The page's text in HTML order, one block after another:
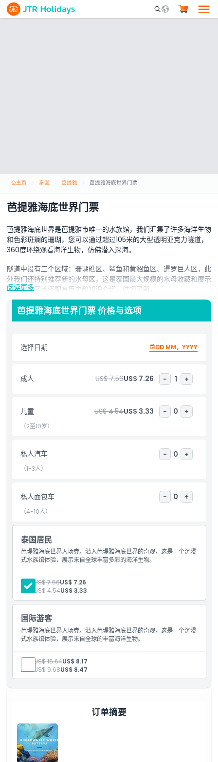
Mobile Search
主页 泰国 芭提雅 芭提雅海底世界门票
芭提雅海底世界门票
芭提雅海底世界是芭提雅市唯一的水族馆，我们汇集了许多海洋生物
和色彩斑斓的珊瑚，您可以通过超过105米的大型透明亚克力隧道，
360度环绕观看海洋生物，仿佛潜入深海。
隧道中设有三个区域：珊瑚礁区、鲨鱼和黄貂鱼区、暹罗巨人区，此
外我们还特别推荐新的水母区，这是泰国最大规模的水母收藏和展示
区。每个区域还配有历史和知识介绍，供您了解。
周边区域也装饰有海岸线、沙滩和岩石激流，宛如私人岛屿的度假胜
除了漫步私人岛屿，您还可以在触摸池区亲手触摸来自泰国沿海地区
海龟，芭提雅海底世界期待您的光临，一同开启深海探险之旅。
是件好事，因为它过去一度名声不佳。这里不仅有海滩和芭提雅海洋
冒险等主打景点，还有多个人工景点。从热闹的歌舞表演和泰拳竞技
场，到遍布各处的主题公园。芭提雅海底世界是其中一个适合家庭游
包含项
儿童成人政策
营业时间
需要了解的事项
位置
取消政策
阅读更多
芭提雅海底世界门票 价格与选项
选择日期 DD MM，YYYY
成人 US$ 7.56US$ 7.26 - 1 +
儿童 US$ 4.54US$ 3.33 - 0 +
（2至10岁）
私人汽车 - 0 +
（1-3人）
私人面包车 - 0 +
（4-10人）
泰国居民
芭堤雅海底世界入场券。潜入芭堤雅海底世界的奇观，这是一个沉浸
式水族馆体验，展示来自全球丰富多彩的海洋生物。
成人: US$ 7.56US$ 7.26
儿童:
US$ 4.54US$ 3.33
国际游客
芭堤雅海底世界入场券。潜入芭堤雅海底世界的奇观，这是一个沉浸
式水族馆体验，展示来自全球的丰富海洋生物。
成人: US$ 16.64US$ 8.17
儿童:US$ 9.68US$ 8.47
订单摘要